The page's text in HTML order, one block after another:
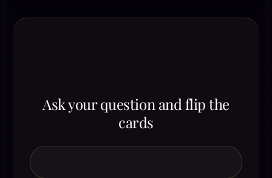
Ask your question and flip the
cards